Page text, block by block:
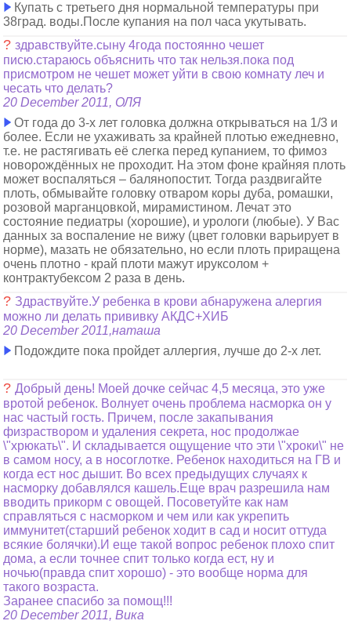
Купать с третьего дня нормальной температуры при
38град. воды.После купания на пол часа укутывать.
?здравствуйте.сыну 4года постоянно чешет
писю.стараюсь объяснить что так нельзя.пока под
присмотром не чешет может уйти в свою комнату леч и
чесать что делать?
20 December 2011, ОЛЯ
От года до 3-х лет головка должна открываться на 1/3 и
более. Если не ухаживать за крайней плотью ежедневно,
т.е. не растягивать её слегка перед купанием, то фимоз
новорождённых не проходит. На этом фоне крайняя плоть
может воспаляться – балянопостит. Тогда раздвигайте
плоть, обмывайте головку отваром коры дуба, ромашки,
розовой марганцовкой, мирамистином. Лечат это
состояние педиатры (хорошие), и урологи (любые). У Вас
данных за воспаление не вижу (цвет головки варьирует в
норме), мазать не обязательно, но если плоть приращена
очень плотно - край плоти мажут ируксолом +
контрактубексом 2 раза в день.
? Здраствуйте.У ребенка в крови абнаружена алергия
можно ли делать прививку АКДС+ХИБ
20 December 2011,наташа
Подождите пока пройдет аллергия, лучше до 2-х лет.
?Добрый день! Моей дочке сейчас 4,5 месяца, это уже
вротой ребенок. Волнует очень проблема насморка он у
нас частый гость. Причем, после закапывания
физраствором и удаления секрета, нос продолжае
\"хрюкать\". И складывается ощущение что эти \"хроки\" не
в самом носу, а в носоглотке. Ребенок находиться на ГВ и
когда ест нос дышит. Во всех предыдущих случаях к
насморку добавлялся кашель.Еще врач разрешила нам
вводить прикорм с овощей. Посоветуйте как нам
справляться с насморком и чем или как укрепить
иммунитет(старший ребенок ходит в сад и носит оттуда
всякие болячки).И еще такой вопрос ребенок плохо спит
дома, а если точнее спит только когда ест, ну и
ночью(правда спит хорошо) - это вообще норма для
такого возраста.
Заранее спасибо за помощ!!!
20 December 2011, Вика